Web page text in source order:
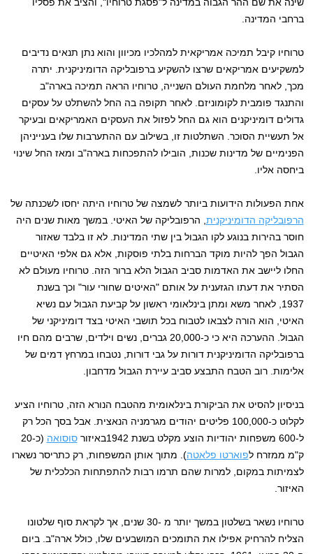
שינה את שם ההר הגבוה במדינה ל"פסגת טרוחיו", והציב את פסליו
ברחבי המדינה.
טרוחיו קיבל תמיכה אמריקאית למהלכיו מכיוון והוא נתן תנאים נדיבים
למשקיעים אמריקאים שרצו להשקיע ברפובליקה הדומיניקנית. יתרה
מכך, לאחר מלחמת העולם השנייה, טרוחיו הראה תמיכה בארה"ב
והתנגד פומבית לקומוניזם. לאחר תקופה בה החל להשתלט על עסקים
גדולים דומיניקנים הוא גם החל לפזול את העסקים האמריקאים ובעיקר
אל תעשיית הסוכר. השתלטות זו, בשילוב עם ההתערבות שלו בענייניהן
הפנימיים של מדינות שכנות, הובילו להתפכחות בארה"ב ומאז החל שינוי
ביחסה אליו.
אחת הפעולות הידועות ביותר לשמצה של טרוחיו היתה יחסו לשכנתה של
הרפובליקה הדומיניקנית, הרפובליקה של האיטי. במשך מאות שנים היה
חוסר בהירות בנוגע לקו הגבול בין שתי המדינות. לא זו בלבד שאזור
הגבול הפך להיות מוקד הברחות בלתי פוסקות, אלא גם אלפי האיטיים
החלו ליישב את האדמות סביב הגבול הלא ברור הזה. טרוחיו מעולם לא
הסתיר את דעתו הגזענית על אותם "האיטים שחורי עור" וכך בשנת
1937, לאחר משא ומתן בינלאומי ראשון על קביעת הגבול עם נשיא
האיטי, הוא הורה לצבאו לטבוח בכל תושבי האיטי בצד דומיניקני של
הגבול. ההערכה היא כי כ-20,000 גברים, נשים וילדים, שרבים מהם חיו
ברפובליקה הדומיניקנית דורות על גבי דורות, נטבחו במרחץ דמים של
אלימות. רוב הטבח התבצע סביב עיירת הגבול מדחבון.
בניסיון להסיט את הביקורת בינלאומית מהטבח הנורא הזה, טרוחיו הציע
לקלוט כ-100,000 פליטים יהודים מגרמניה הנאצית. אבל בסך הכל רק
ל-600 משפחות יהודיות הוצע מקלט בשנת 1942באיזור
סוסואה
(כ-20
ק"מ ממזרח לפוארטו פלאטה). מתוך אותן המשפחות, רק כתריסר נשארו
לצמיתות במקום, למרות שהם תרמו רבות להתפתחות הכלכלית של
האיזור.
טרוחיו נשאר בשלטון במשך יותר מ -30 שנים, אך לקראת סוף שלטונו
הצליח להרחיק אפילו את התומכים המושבעים שלו, כולל ארה"ב. ביום